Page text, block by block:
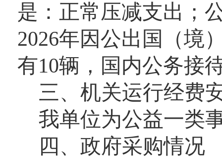
是： 正常压减支出 ；
2026年因公出国（境
有10辆 ，国内公务接
三、机关运行经费
我单位为公益一类
四 、 政府采购情况